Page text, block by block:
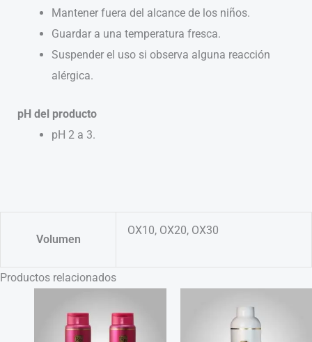
Mantener fuera del alcance de los niños.
Guardar a una temperatura fresca.
Suspender el uso si observa alguna reacción
alérgica.
pH del producto
pH 2 a 3.
Volumen
OX10, OX20, OX30
Productos relacionados